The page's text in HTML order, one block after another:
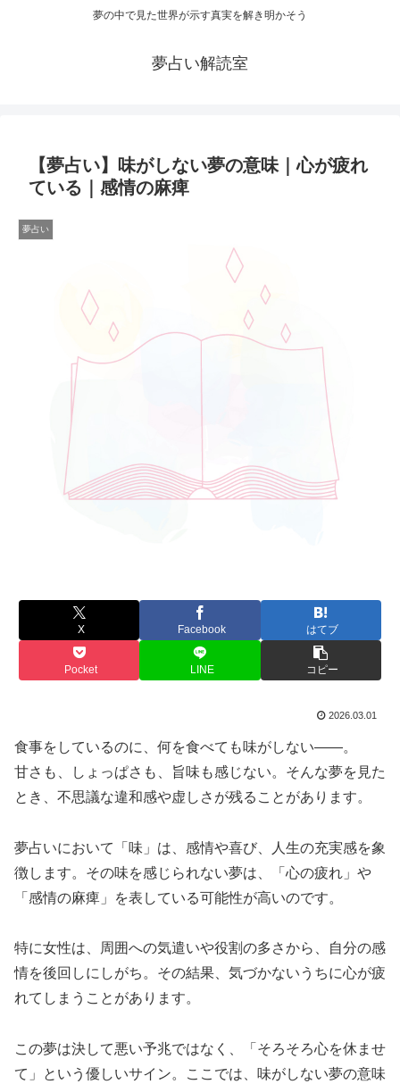
夢の中で見た世界が示す真実を解き明かそう
夢占い解読室
【夢占い】味がしない夢の意味｜心が疲れ
ている｜感情の麻痺
夢占い
X Facebook はてブ
Pocket LINE コピー
2026.03.01
食事をしているのに、何を食べても味がしない――。
甘さも、しょっぱさも、旨味も感じない。そんな夢を見た
とき、不思議な違和感や虚しさが残ることがあります。
夢占いにおいて「味」は、感情や喜び、人生の充実感を象
徴します。その味を感じられない夢は、「心の疲れ」や
「感情の麻痺」を表している可能性が高いのです。
特に女性は、周囲への気遣いや役割の多さから、自分の感
情を後回しにしがち。その結果、気づかないうちに心が疲
れてしまうことがあります。
この夢は決して悪い予兆ではなく、「そろそろ心を休ませ
て」という優しいサイン。ここでは、味がしない夢の意味